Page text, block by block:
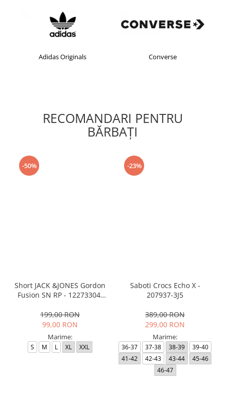
Adidas Originals Converse
RECOMANDARI PENTRU
BĂRBAŢI
-50%
Short JACK &JONES Gordon
Fusion SN RP - 12273304-
199,00 RON
99,00 RON
Marime:
S M L XL XXL
-23%
Saboti Crocs Echo X -
207937-3J5
389,00 RON
299,00 RON
Marime:
36-37 37-38 38-39
39-40
41-42
42-43 43-44
45-46
46-47